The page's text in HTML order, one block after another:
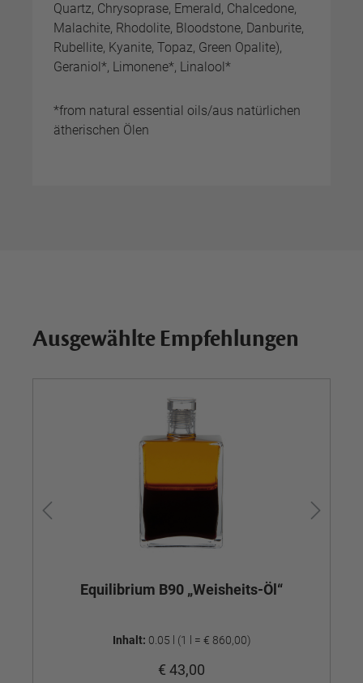
Quartz, Chrysoprase, Emerald, Chalcedone,
Malachite, Rhodolite, Bloodstone, Danburite,
Rubellite, Kyanite, Topaz, Green Opalite),
Geraniol*, Limonene*, Linalool*
*from natural essential oils/aus natürlichen
ätherischen Ölen
Ausgewählte Empfehlungen
Equilibrium B90 „Weisheits-Öl“
Inhalt: 0.05 l (1 l = € 860,00)
€ 43,00